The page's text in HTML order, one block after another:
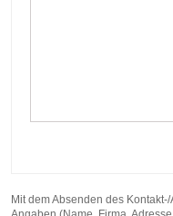
Mit dem Absenden des